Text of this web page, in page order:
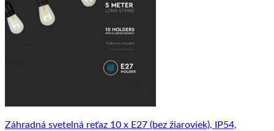
Záhradná svetelná reťaz 10 x E27 (bez žiaroviek), IP54,